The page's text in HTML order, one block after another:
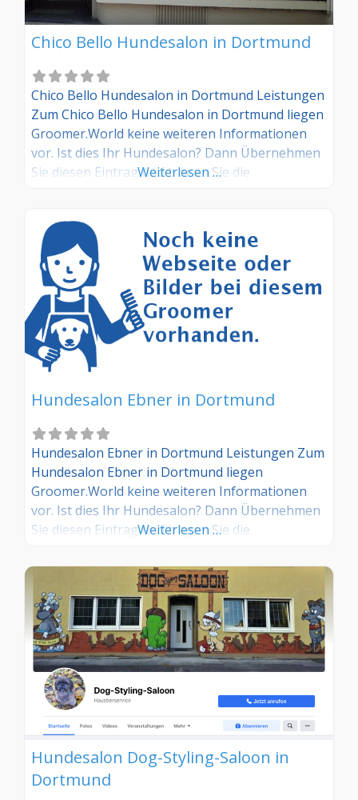
Chico Bello Hundesalon in Dortmund
Chico Bello Hundesalon in Dortmund Leistungen
Zum Chico Bello Hundesalon in Dortmund liegen
Groomer.World keine weiteren Informationen
vor. Ist dies Ihr Hundesalon? Dann Übernehmen
Sie diesen Eintrag und tragen Sie die
Ihre Erfahrungen über die Kommentarfunktion
gerne mit.
Weiterlesen …
Hundesalon Ebner in Dortmund
Hundesalon Ebner in Dortmund Leistungen Zum
Hundesalon Ebner in Dortmund liegen
Groomer.World keine weiteren Informationen
vor. Ist dies Ihr Hundesalon? Dann Übernehmen
Sie diesen Eintrag und tragen Sie die
Kunde in diesem Hundesalon, dann teilen Sie uns
Ihre Erfahrungen über die Kommentarfunktion
gerne mit.
Weiterlesen …
Hundesalon Dog-Styling-Saloon in
Dortmund